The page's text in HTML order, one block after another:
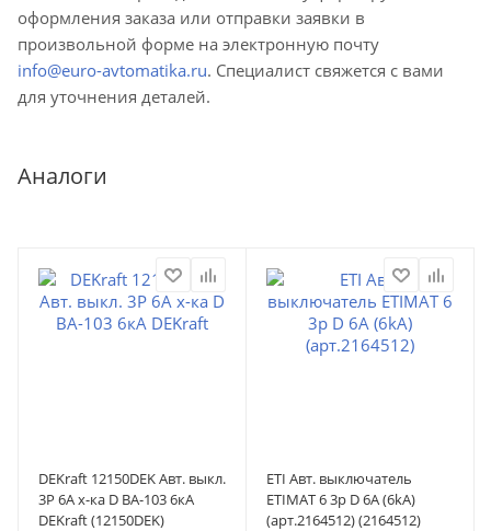
оформления заказа или отправки заявки в
произвольной форме на электронную почту
info@euro-avtomatika.ru. Специалист свяжется с вами
для уточнения деталей.
Аналоги
DEKraft 12150DEK Авт. выкл.
3Р 6А х-ка D ВА-103 6кА
DEKraft (12150DEK)
ETI Авт. выключатель
ETIMAT 6 3p D 6A (6kA)
(арт.2164512) (2164512)